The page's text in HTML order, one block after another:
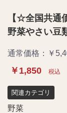
【☆全国共通
野菜やさい豆
通常価格：￥
￥1,850 税込
関連カテゴリ
野菜